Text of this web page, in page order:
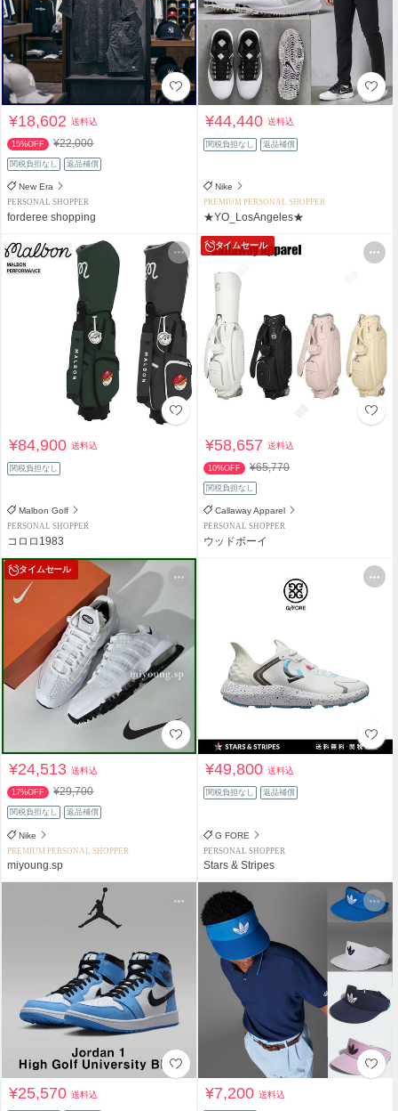
¥18,602送料込
15%OFF ¥22,000
関税負担なし 返品補償
New Era
PERSONAL SHOPPER
forderee shopping
¥44,440送料込
関税負担なし 返品補償
Nike
PREMIUM PERSONAL SHOPPER
★YO_LosAngeles★
¥84,900送料込
関税負担なし
Malbon Golf
PERSONAL SHOPPER
コロロ1983
タイムセール
¥58,657送料込
10%OFF ¥65,770
関税負担なし
Callaway Apparel
PERSONAL SHOPPER
ウッドボーイ
タイムセール
¥24,513送料込
17%OFF ¥29,700
関税負担なし 返品補償
Nike
PREMIUM PERSONAL SHOPPER
miyoung.sp
¥49,800送料込
関税負担なし 返品補償
G FORE
PERSONAL SHOPPER
Stars & Stripes
¥25,570送料込 ¥7,200送料込